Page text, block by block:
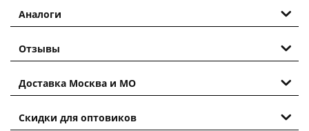
Аналоги
Отзывы
Доставка Москва и МО
Скидки для оптовиков